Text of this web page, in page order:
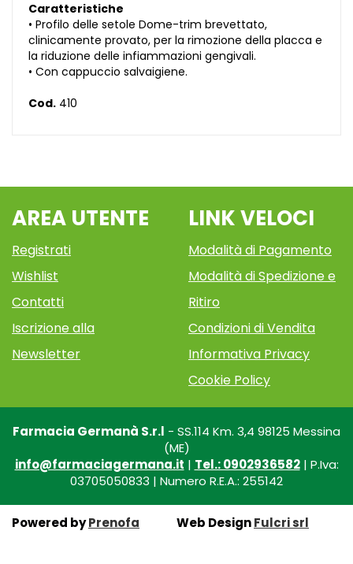
Caratteristiche
• Profilo delle setole Dome-trim brevettato,
clinicamente provato, per la rimozione della placca e
la riduzione delle infiammazioni gengivali.
• Con cappuccio salvaigiene.
Cod. 410
AREA UTENTE
Registrati
Wishlist
Contatti
Iscrizione alla
Newsletter
LINK VELOCI
Modalità di Pagamento
Modalità di Spedizione e
Ritiro
Condizioni di Vendita
Informativa Privacy
Cookie Policy
Farmacia Germanà S.r.l - SS.114 Km. 3,4 98125 Messina
(ME)
info@farmaciagermana.it | Tel.: 0902936582| P.Iva:
03705050833 | Numero R.E.A.: 255142
Powered byPrenofa Web DesignFulcri srl